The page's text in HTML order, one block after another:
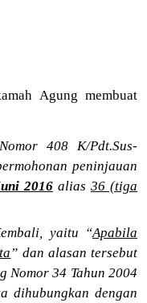
Agung membuat
408 K/Pdt.Sus-
peninjauan
2016alias 36 (tiga
yaitu “Apabila
” dan alasan tersebut
Nomor 34 Tahun 2004
dihubungkan dengan